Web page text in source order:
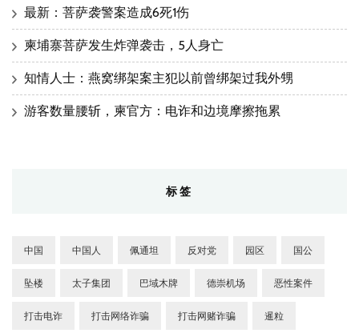
最新：菩萨袭警案造成6死1伤
柬埔寨菩萨发生炸弹袭击，5人身亡
知情人士：燕窝绑架案主犯以前曾绑架过我外甥
游客数量腰斩，柬官方：电诈和边境摩擦拖累
标签
中国 中国人 佩通坦 反对党 园区 国公
坠楼 太子集团 巴域木牌 德崇机场 恶性案件
打击电诈 打击网络诈骗 打击网赌诈骗 暹粒